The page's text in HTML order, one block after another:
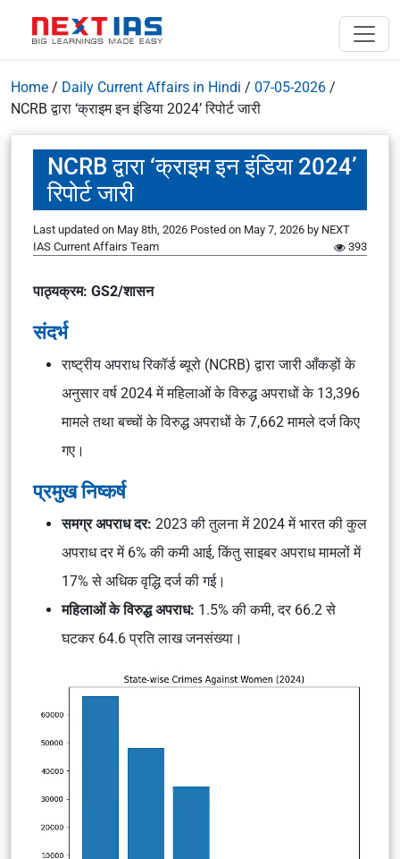
Home / Daily Current Affairs in Hindi / 07-05-2026 /
NCRB द्वारा ‘क्राइम इन इंडिया 2024’ रिपोर्ट जारी
NCRB द्वारा ‘क्राइम इन इंडिया 2024’
रिपोर्ट जारी
Last updated on May 8th, 2026 Posted on May 7, 2026 by NEXT
IAS Current Affairs Team
393
पाठ्यक्रम: GS2/शासन
संदर्भ
राष्ट्रीय अपराध रिकॉर्ड ब्यूरो (NCRB) द्वारा जारी आँकड़ों के
अनुसार वर्ष 2024 में महिलाओं के विरुद्ध अपराधों के 13,396
मामले तथा बच्चों के विरुद्ध अपराधों के 7,662 मामले दर्ज किए
गए।
प्रमुख निष्कर्ष
समग्र अपराध दर: 2023 की तुलना में 2024 में भारत की कुल
अपराध दर में 6% की कमी आई, किंतु साइबर अपराध मामलों में
17% से अधिक वृद्धि दर्ज की गई।
महिलाओं के विरुद्ध अपराध: 1.5% की कमी, दर 66.2 से
घटकर 64.6 प्रति लाख जनसंख्या।